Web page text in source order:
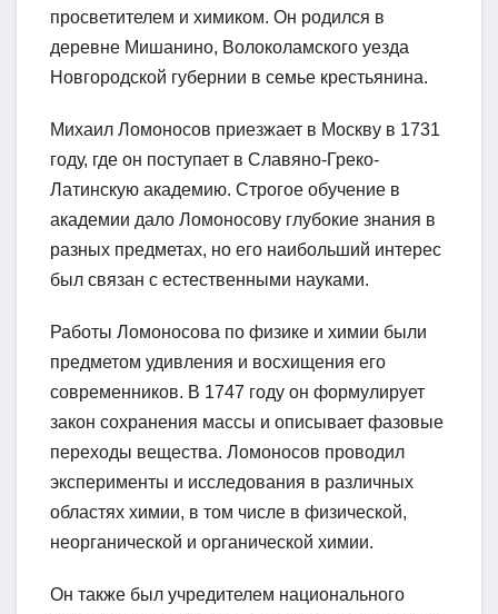
просветителем и химиком. Он родился в
деревне Мишанино, Волоколамского уезда
Новгородской губернии в семье крестьянина.
Михаил Ломоносов приезжает в Москву в 1731
году, где он поступает в Славяно-Греко-
Латинскую академию. Строгое обучение в
академии дало Ломоносову глубокие знания в
разных предметах, но его наибольший интерес
был связан с естественными науками.
Работы Ломоносова по физике и химии были
предметом удивления и восхищения его
современников. В 1747 году он формулирует
закон сохранения массы и описывает фазовые
переходы вещества. Ломоносов проводил
эксперименты и исследования в различных
областях химии, в том числе в физической,
неорганической и органической химии.
Он также был учредителем национального